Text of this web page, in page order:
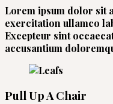
Lorem ipsum dolor sit
exercitation ullamco
Excepteur sint
accusantium
Pull Up A Chair